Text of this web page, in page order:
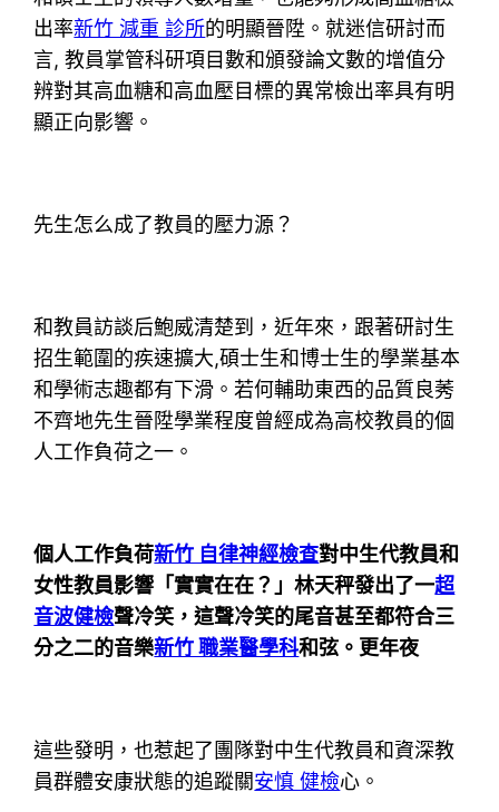
出率新竹 減重 診所的明顯晉陞。就迷信研討而
言, 教員掌管科研項目數和頒發論文數的增值分
辨對其高血糖和高血壓目標的異常檢出率具有明
顯正向影響。
先生怎么成了教員的壓力源？
和教員訪談后鮑威清楚到，近年來，跟著研討生
招生範圍的疾速擴大,碩士生和博士生的學業基本
和學術志趣都有下滑。若何輔助東西的品質良莠
不齊地先生晉陞學業程度曾經成為高校教員的個
人工作負荷之一。
個人工作負荷新竹 自律神經檢查對中生代教員和
女性教員影響「實實在在？」林天秤發出了一超
音波健檢聲冷笑，這聲冷笑的尾音甚至都符合三
分之二的音樂新竹 職業醫學科和弦。更年夜
這些發明，也惹起了團隊對中生代教員和資深教
員群體安康狀態的追蹤關安慎 健檢心。